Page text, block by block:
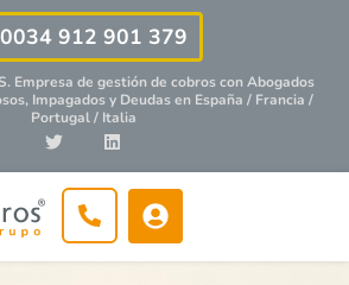
0034 912 901 379
Empresa de gestión de cobros conAbogados
Impagados y Deudas en España / Francia /
Portugal / Italia